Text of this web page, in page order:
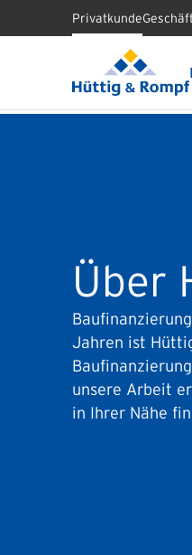
Privatkunde
Über
Jahren ist
unsere Arbeit
in Ihrer Nähe